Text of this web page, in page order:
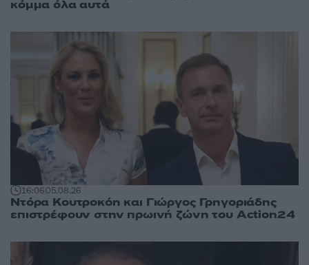
κόμμα όλα αυτά
16:0605.08.26
Ντόρα Κουτροκόη και Γιώργος Γρηγοριάδης
επιστρέφουν στην πρωινή ζώνη του Action24